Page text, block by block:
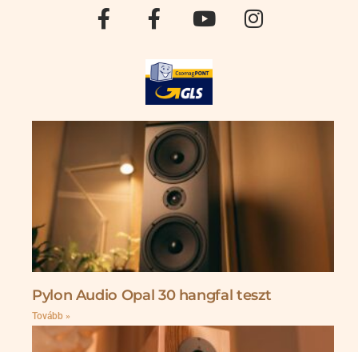
Pylon Audio Opal 30 hangfal teszt
Tovább »